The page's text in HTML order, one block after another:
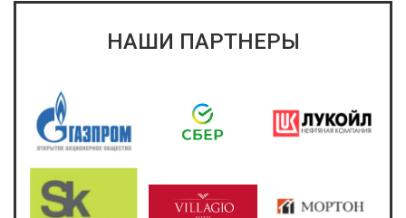
НАШИ ПАРТНЕРЫ